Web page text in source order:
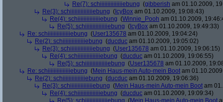
Re(7): schiiiiiiiiiiiiiiiebung (gibberish am 01.10.2009,
Re(3): schiiiiiiiiiiiiiiiebung ( IcyBox am 01.10.2009, 19:08:43)
Re(4): schiiiiiiiiiiiiiiiebung (Winnie_Pooh am 01.10.2009,
Re(5): schiiiiiiiiiiiiiiiebung ( IcyBox am 01.10.2009, 19:49:33)
Re: schiiiiiiiiiiiiiiiebung (User135678 am 01.10.2009, 19:04:24)
Re(2): schiiiiiiiiiiiiiiiebung (ducduc am 01.10.2009, 19:05:02)
Re(3): schiiiiiiiiiiiiiiiebung (User135678 am 01.10.2009, 19:06:15)
Re(4): schiiiiiiiiiiiiiiiebung (ducduc am 01.10.2009, 19:06:55)
Re(5): schiiiiiiiiiiiiiiiebung (User135678 am 01.10.2009,
Re: schiiiiiiiiiiiiiiiebung (Mein Haus-mein Auto-mein Boot am
Re(2): schiiiiiiiiiiiiiiiebung (ducduc am 01.10.2009, 19:06:36)
Re(3): schiiiiiiiiiiiiiiiebung (Mein Haus-mein Auto-mein Boot am
Re(4): schiiiiiiiiiiiiiiiebung (ducduc am 01.10.2009, 19:09:34)
Re(5): schiiiiiiiiiiiiiiiebung (Mein Haus-mein Auto-mein Boot